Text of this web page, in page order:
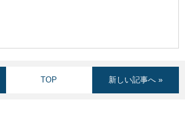
TOP 新しい記事へ »